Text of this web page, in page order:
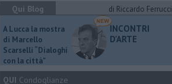
Qui Blog
di Riccardo Ferrucci
A Lucca la mostra
di Marcello
Scarselli “Dialoghi
con la città"
INCONTRI
D'ARTE
QUI Condoglianze